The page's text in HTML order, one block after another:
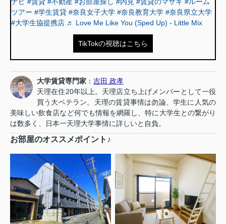
ツアー #学生賃貸 #奈良女子大学 #奈良教育大学 #奈良県立大学
#大学生協提携店 ♬ Love Me Like You (Sped Up) - Little Mix
TikTokの視聴はこちら
大学賃貸専門家 ：吉田 政孝
天理在住20年以上。天理店立ち上げメンバーとして一役
買う大ベテラン。天理の賃貸事情は勿論、学生に人気の
美味しい飲食店など何でも情報を網羅し、特に大学生との繋がり
は数多く、日本一天理大学事情に詳しいと自負。
お部屋のオススメポイント♪